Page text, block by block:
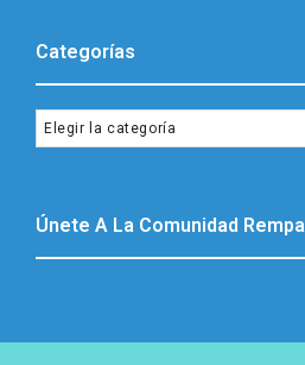
Categorías
Categorías
Únete A La Comunidad Rempa